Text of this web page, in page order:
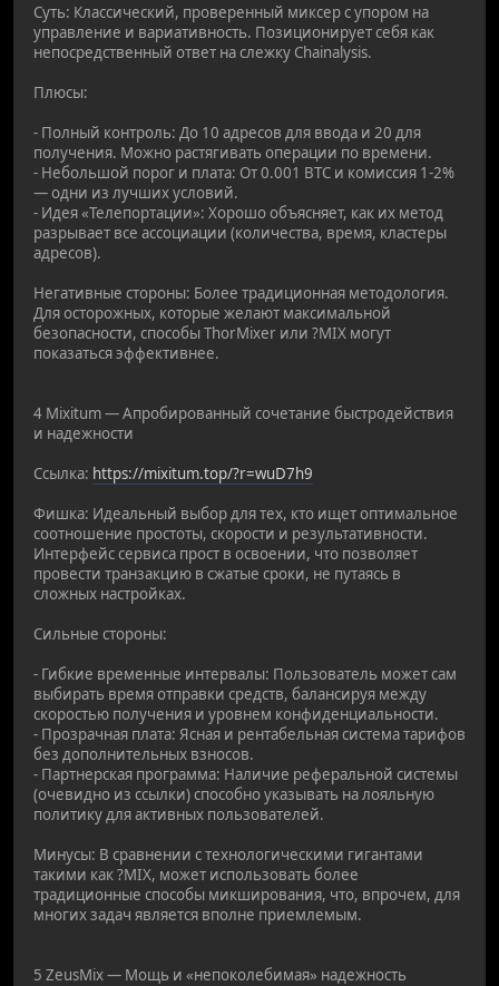
Суть: Классический, проверенный миксер с упором на
управление и вариативность. Позиционирует себя как
непосредственный ответ на слежку Chainalysis.
Плюсы:
- Полный контроль: До 10 адресов для ввода и 20 для
получения. Можно растягивать операции по времени.
- Небольшой порог и плата: От 0.001 BTC и комиссия 1-2%
— одни из лучших условий.
- Идея «Телепортации»: Хорошо объясняет, как их метод
разрывает все ассоциации (количества, время, кластеры
адресов).
Негативные стороны: Более традиционная методология.
Для осторожных, которые желают максимальной
безопасности, способы ThorMixer или ?MIX могут
показаться эффективнее.
4 Mixitum — Апробированный сочетание быстродействия
и надежности
Ссылка: https://mixitum.top/?r=wuD7h9
Фишка: Идеальный выбор для тех, кто ищет оптимальное
соотношение простоты, скорости и результативности.
Интерфейс сервиса прост в освоении, что позволяет
провести транзакцию в сжатые сроки, не путаясь в
сложных настройках.
Сильные стороны:
- Гибкие временные интервалы: Пользователь может сам
выбирать время отправки средств, балансируя между
скоростью получения и уровнем конфиденциальности.
- Прозрачная плата: Ясная и рентабельная система тарифов
без дополнительных взносов.
- Партнерская программа: Наличие реферальной системы
(очевидно из ссылки) способно указывать на лояльную
политику для активных пользователей.
Минусы: В сравнении с технологическими гигантами
такими как ?MIX, может использовать более
традиционные способы микширования, что, впрочем, для
многих задач является вполне приемлемым.
5 ZeusMix — Мощь и «непоколебимая» надежность